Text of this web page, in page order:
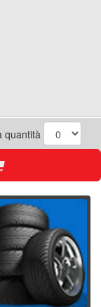
quantità